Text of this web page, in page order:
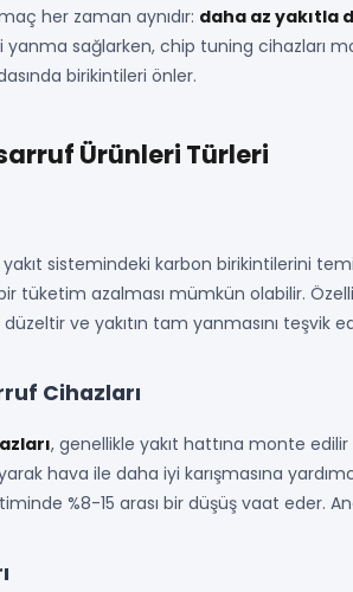
her zaman aynıdır: daha az yakıtla
sağlarken, chip tuning cihazları
birikintileri önler.
Ürünleri Türleri
yakıt sistemindeki karbon birikintilerini
bir tüketim azalması mümkün olabilir.
ve yakıtın tam yanmasını teşvik
Cihazları
, genellikle yakıt hattına monte
hava ile daha iyi karışmasına
%8-15 arası bir düşüş vaat eder.